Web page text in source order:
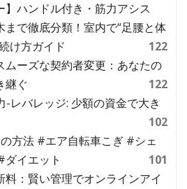
】ハンドル付き・筋力アシス
まで徹底分類！室内で“足腰と体
け方ガイド
122
ムーズな契約者変更：あなたの
継ぐ
122
-レバレッジ: 少額の資金で大き
102
方法 #エア自転車こぎ #シェ
イエット
101
：賢い管理でオンラインアイ